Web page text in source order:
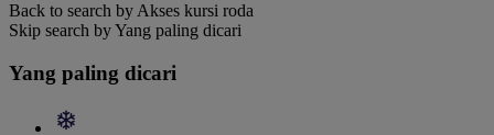
Back to search by Akses kursi roda
Skip search by Yang paling dicari
Yang paling dicari